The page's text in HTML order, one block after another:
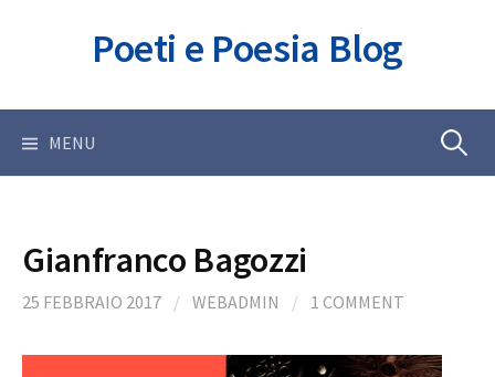
Poeti e Poesia Blog
MENU Ricerca
Gianfranco Bagozzi
25 FEBBRAIO 2017 / WEBADMIN / 1 COMMENT